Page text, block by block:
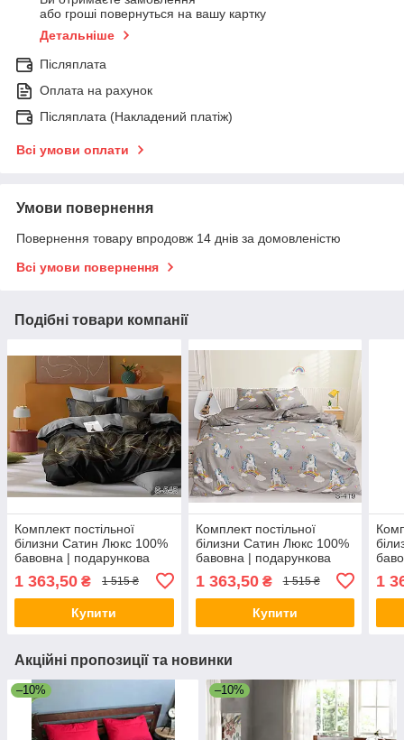
або гроші повернуться на вашу картку
Детальніше
Післяплата
Оплата на рахунок
Післяплата (Накладений платіж)
Всі умови оплати
Умови повернення
Повернення товару впродовж 14 днів за домовленістю
Всі умови повернення
Подібні товари компанії
Комплект постільної
білизни Сатин Люкс 100%
бавовна | подарункова
1 363,50 ₴ 1 515 ₴
Купити
Комплект постільної
білизни Сатин Люкс 100%
бавовна | подарункова
1 363,50₴ 1 515 ₴
Купити
1
Акційні пропозиції та новинки
–10% –10%